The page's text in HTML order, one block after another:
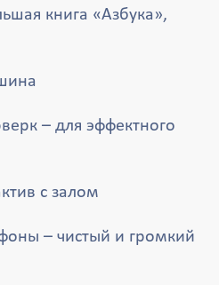
книга «Азбука»,
– для эффектного
с залом
– чистый и громкий